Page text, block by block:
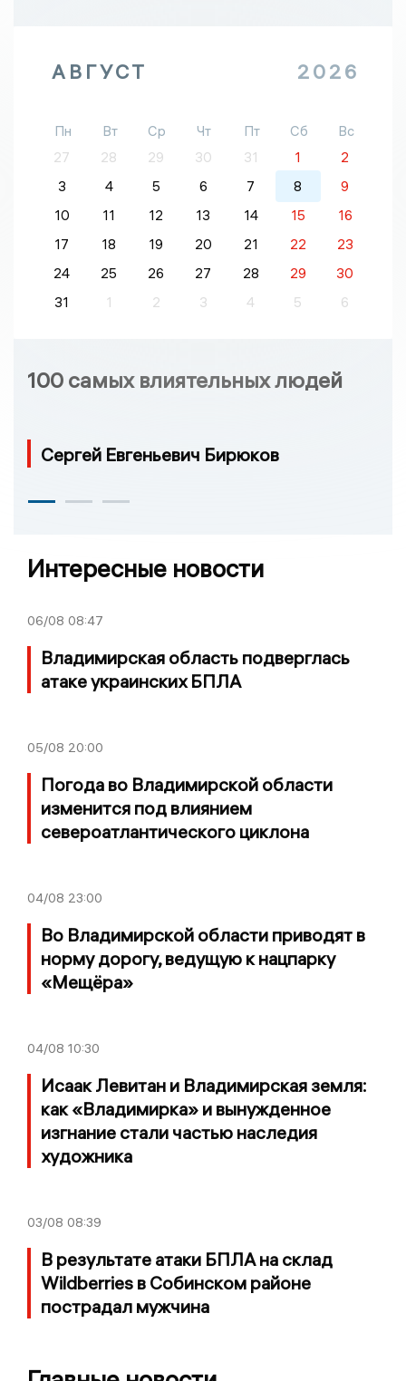
АВГУСТ 2026
Пн Вт Ср Чт Пт Сб
Вс
27
28 29 30 31 1
2
3
4 5 6 7 8
9
10
11 12 13 14 15
16
17
18 19 20 21 22
23
24
25 26 27 28 29
30
31
1 2 3 4 5 6
100 самых влиятельных людей
Сергей Евгеньевич Бирюков
Интересные новости
06/08 08:47
Владимирская область подверглась
атаке украинских БПЛА
05/08 20:00
Погода во Владимирской области
изменится под влиянием
североатлантического циклона
04/08 23:00
Во Владимирской области приводят в
норму дорогу, ведущую к нацпарку
«Мещёра»
04/08 10:30
Исаак Левитан и Владимирская земля:
как «Владимирка» и вынужденное
изгнание стали частью наследия
художника
03/08 08:39
В результате атаки БПЛА на склад
Wildberries в Собинском районе
пострадал мужчина